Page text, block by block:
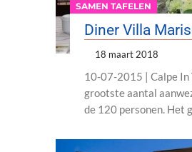
SAMEN TAFELEN
Diner Villa
18 maart 2018
10-07-2015 | Calpe
grootste aantal
de 120 personen. Het